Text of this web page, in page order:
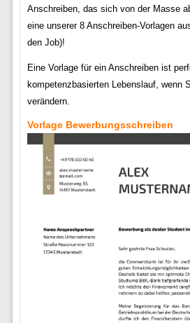
Anschreiben, das sich von der Masse
eine unserer 8 Anschreiben-Vorlagen
den Job)!
Eine Vorlage für ein Anschreiben ist
kompetenzbasierten Lebenslauf, wenn
verändern.
Vorlage Bewerbungsschreiben